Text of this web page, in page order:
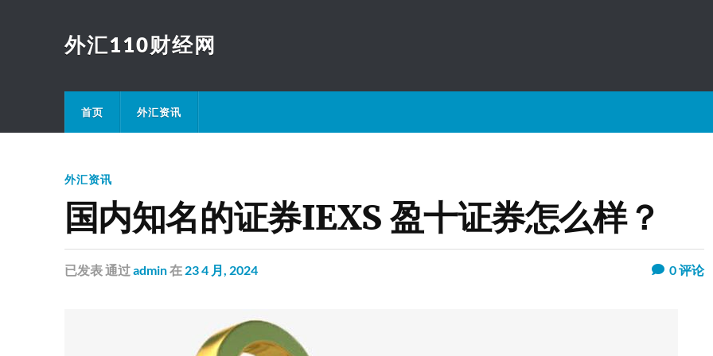
外汇110财经网
首页 外汇资讯
外汇资讯
国内知名的证券IEXS 盈十证券怎么样？
已发表通过admin在 23 4 月, 2024 0评论